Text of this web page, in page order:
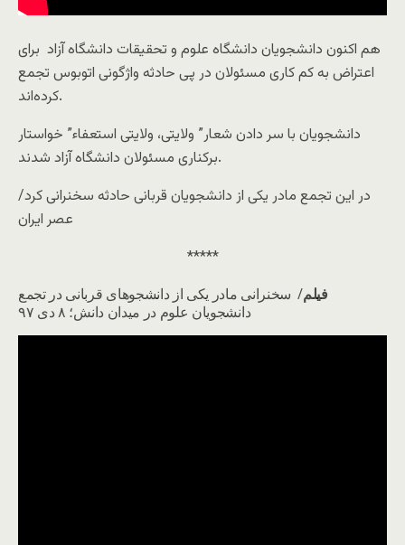
هم اکنون دانشجویان دانشگاه علوم و تحقیقات دانشگاه آزاد برای
اعتراض به کم کاری مسئولان در پی حادثه واژگونی اتوبوس تجمع
کرده‌اند.
دانشجویان با سر دادن شعار” ولایتی، ولایتی استعفاء” خواستار
برکناری مسئولان دانشگاه آزاد شدند.
در این تجمع مادر یکی از دانشجویان قربانی حادثه سخنرانی کرد/
عصر ایران
*****
فيلم/ سخنرانی مادر یکی از دانشجوهای قربانی در تجمع